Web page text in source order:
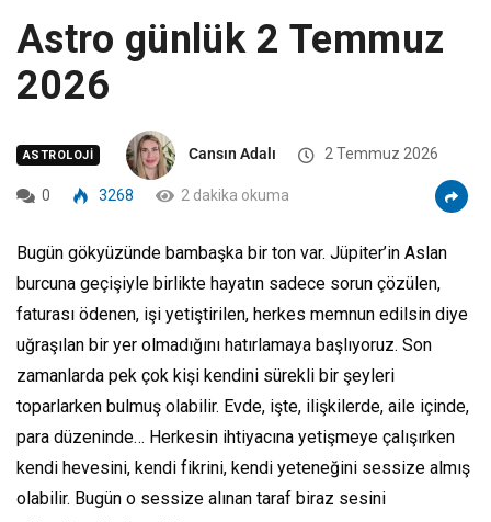
Astro günlük 2 Temmuz
2026
ASTROLOJI Cansın Adalı 2 Temmuz 2026
0 3268 2 dakika okuma
Bugün gökyüzünde bambaşka bir ton var. Jüpiter’in Aslan
burcuna geçişiyle birlikte hayatın sadece sorun çözülen,
faturası ödenen, işi yetiştirilen, herkes memnun edilsin diye
uğraşılan bir yer olmadığını hatırlamaya başlıyoruz. Son
zamanlarda pek çok kişi kendini sürekli bir şeyleri
toparlarken bulmuş olabilir. Evde, işte, ilişkilerde, aile içinde,
para düzeninde… Herkesin ihtiyacına yetişmeye çalışırken
kendi hevesini, kendi fikrini, kendi yeteneğini sessize almış
olabilir. Bugün o sessize alınan taraf biraz sesini